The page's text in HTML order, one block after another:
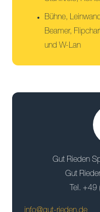
Bühne,
Beamer,
und W-Lan
Gut Rieden
Gut
Tel.